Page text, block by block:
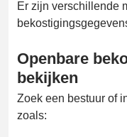
Er zijn verschillende
Openbare
bekijken
Zoek een bestuur of
zoals: